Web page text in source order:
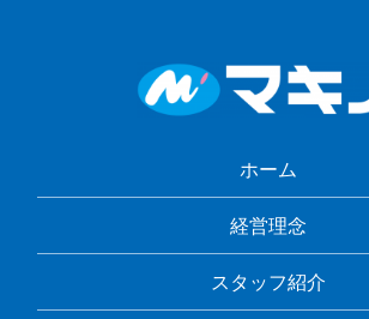
ホーム
経営理念
スタッフ紹介